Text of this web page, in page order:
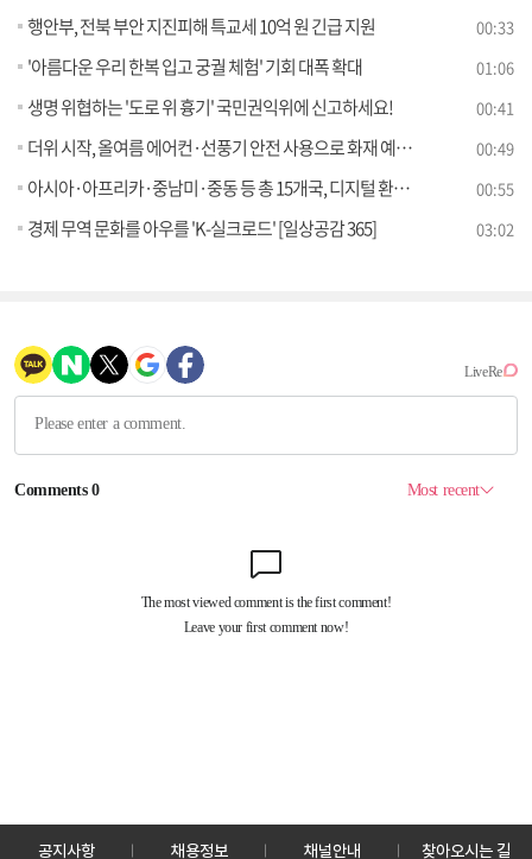
행안부, 전북 부안 지진피해 특교세 10억 원 긴급 지원 00:33
'아름다운 우리 한복 입고 궁궐 체험' 기회 대폭 확대 01:06
생명 위협하는 '도로 위 흉기' 국민권익위에 신고하세요! 00:41
더위 시작, 올여름 에어컨·선풍기 안전 사용으로 화재 예방하세요! 00:49
아시아·아프리카·중남미·중동 등 총 15개국, 디지털 환경 속 저작권 보호 전략 모색 00:55
경제 무역 문화를 아우를 'K-실크로드' [일상공감 365] 03:02
공지사항 채용정보 채널안내 찾아오시는 길